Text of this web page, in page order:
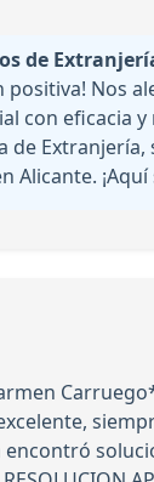
de
positiva! Nos
con eficacia